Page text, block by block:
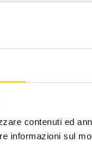
contenuti ed
informazioni sul
essenziale
vita pensato per